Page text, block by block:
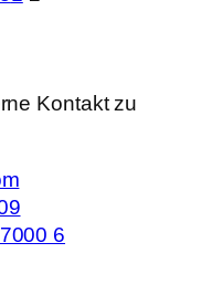
Kontakt zu
6